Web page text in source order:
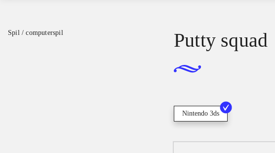
Spil / computerspil Putty squad
Nintendo 3ds